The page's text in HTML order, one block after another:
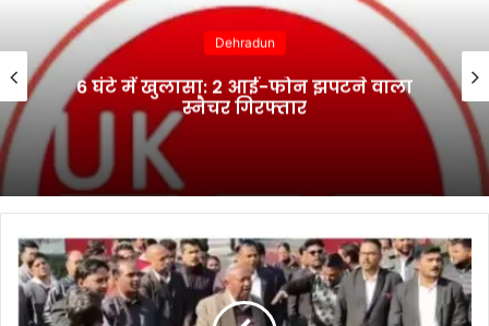
Dehradun
6 घंटे में खुलासा: 2 आई-फोन झपटने वाला
स्नैचर गिरफ्तार